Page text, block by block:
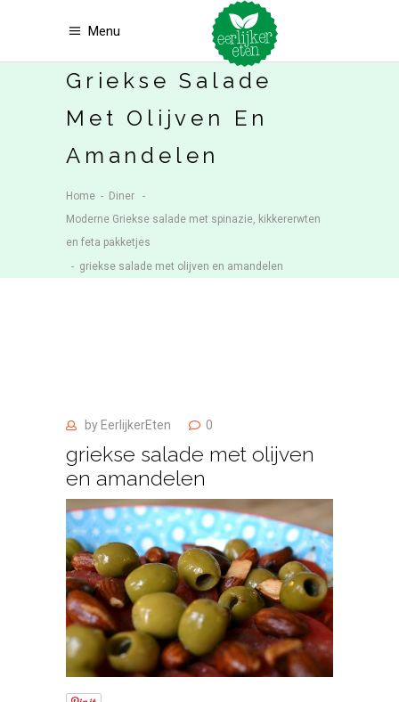
Menu
Griekse Salade
Met Olijven En
Amandelen
Home - Diner
-
Moderne Griekse salade met spinazie, kikkererwten
en feta pakketjes
- griekse salade met olijven en amandelen
by EerlijkerEten 0
griekse salade met olijven
en amandelen